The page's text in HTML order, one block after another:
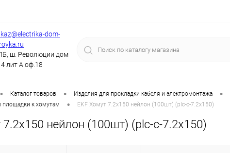
dom-
ш. Революции дом
лит А оф.18
• Каталог товаров • Изделия для прокладки кабеля и электромонтажа •
площадки к хомутам • EKF Хомут 7.2х150 нейлон (100шт) (plc-c-7.2x150)
7.2х150 нейлон (100шт) (plc-c-7.2x150)